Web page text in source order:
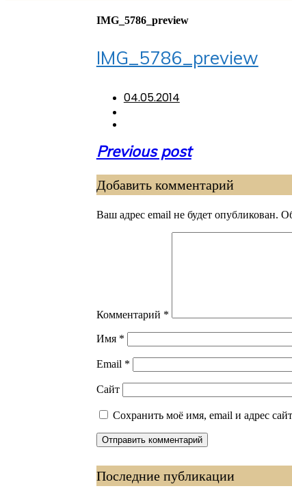
IMG_5786_preview
IMG_5786_preview
04.05.2014
Навигация
записям
Previous post
Добавить комментарий
Ваш адрес email не будет опубликован.
Комментарий *
Имя *
Email *
Сайт
Сохранить моё имя, email и адрес
Последние публикации